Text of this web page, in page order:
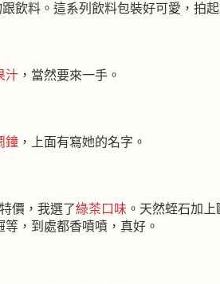
飲料。這系列飲料包裝好可愛，拍
汁 ，當然要來一手。
鐘 ，上面有寫她的名字。
價，我選了綠茶口味 。天然蛭石加
，到處都香噴噴，真好。